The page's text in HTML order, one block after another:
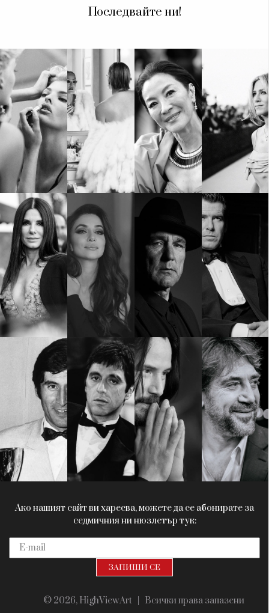
Последвайте ни!
КАТЕГОРИИ
Wine&Dine
Подкасти
Мода
Dialogue
Изкуство
Цветно
Гурме
Пътувай
Wellness
ЗА НАС
Условия за
ползване
За нас
Реклама
Политика за
поверителност
ModerenDom
СЛЕДВАЙТЕ НИ
Facebook Instagram Twitter
Pinterest
YouTube
Spotify Soundcloud
Ако нашият сайт ви харесва, можете да се абонирате за
седмичния ни нюзлетър тук:
© 2026, HighViewArt | Всички права запазени